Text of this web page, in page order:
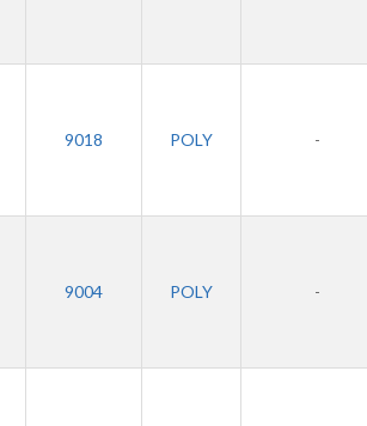
9018 POLY -
9004 POLY -